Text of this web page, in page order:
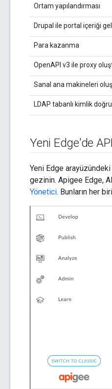
Ortam yapılandırması
Drupal ile portal içeriği
Para kazanma
OpenAPI v3 ile proxy
Sanal ana makineleri
LDAP tabanlı kimlik
Yeni Edge'de
Yeni Edge
gezinin. Apigee Edge,
Yönetici. Bunların her